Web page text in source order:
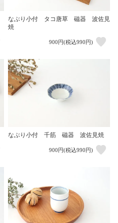
なぶり小付 タコ唐草 磁器 波佐見
焼
900円(税込990円)
なぶり小付 千筋 磁器 波佐見焼
900円(税込990円)